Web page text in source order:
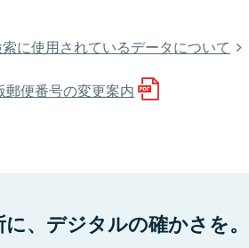
に使用されているデータについて
郵便番号の変更案内
、デジタルの確かさを。